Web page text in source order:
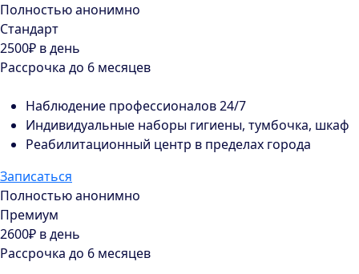
Полностью анонимно
Стандарт
2500₽ в день
Рассрочка до 6 месяцев
Наблюдение профессионалов 24/7
Индивидуальные наборы гигиены, тумбочка, шкаф
Реабилитационный центр в пределах города
Записаться
Полностью анонимно
Премиум
2600₽ в день
Рассрочка до 6 месяцев